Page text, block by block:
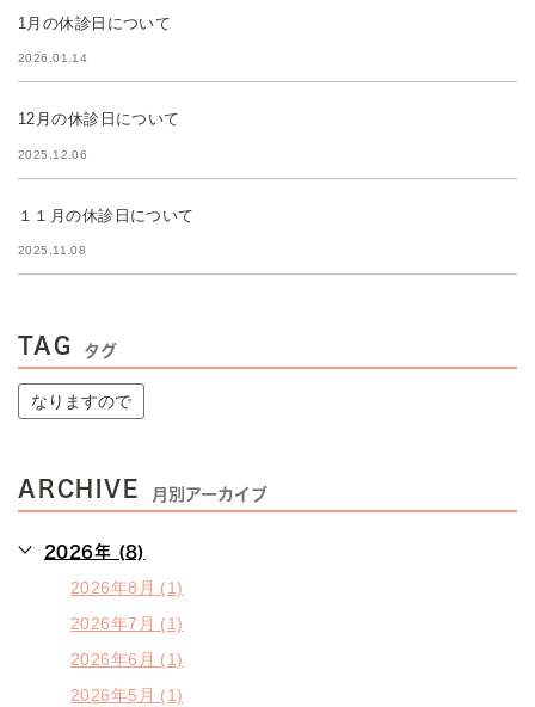
1月の休診日について
2026.01.14
12月の休診日について
2025.12.06
１１月の休診日について
2025.11.08
TAG タグ
なりますので
ARCHIVE 月別アーカイブ
2026年 (8)
2026年8月 (1)
2026年7月 (1)
2026年6月 (1)
2026年5月 (1)